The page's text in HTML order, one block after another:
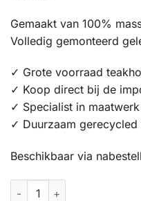
Gemaakt van 100%
Volledig gemonteerd
✓ Grote voorraad
✓ Koop direct bij de
✓ Specialist in
✓ Duurzaam gerecycled
Beschikbaar via
Teak TV Meubel 280 cm -